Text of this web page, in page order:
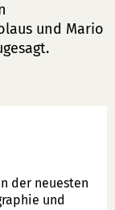
und Mario
der neuesten
und